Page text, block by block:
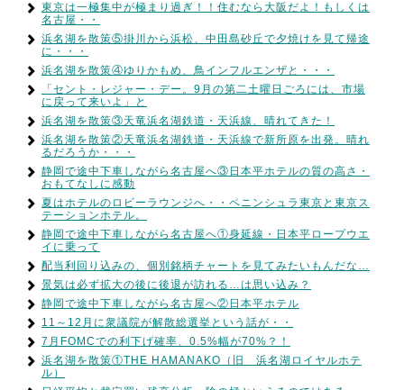
東京は一極集中が極まり過ぎ！！住むなら大阪だよ！もしくは
名古屋・・
浜名湖を散策⑤掛川から浜松、中田島砂丘で夕焼けを見て帰途
に・・・
浜名湖を散策④ゆりかもめ、鳥インフルエンザと・・・
「セント・レジャー・デー。9月の第二土曜日ごろには、市場
に戻って来いよ」と
浜名湖を散策③天竜浜名湖鉄道・天浜線、晴れてきた！
浜名湖を散策②天竜浜名湖鉄道・天浜線で新所原を出発。晴れ
るだろうか・・・
静岡で途中下車しながら名古屋へ③日本平ホテルの質の高さ・
おもてなしに感動
夏はホテルのロビーラウンジへ・・ペニンシュラ東京と東京ス
テーションホテル。
静岡で途中下車しながら名古屋へ①身延線・日本平ロープウエ
イに乗って
配当利回り込みの、個別銘柄チャートを見てみたいもんだな…
景気は必ず拡大の後に後退が訪れる…は思い込み？
静岡で途中下車しながら名古屋へ②日本平ホテル
11～12月に衆議院が解散総選挙という話が・・
7月FOMCでの利下げ確率、0.5%幅が70%？！
浜名湖を散策①THE HAMANAKO（旧 浜名湖ロイヤルホテ
ル）